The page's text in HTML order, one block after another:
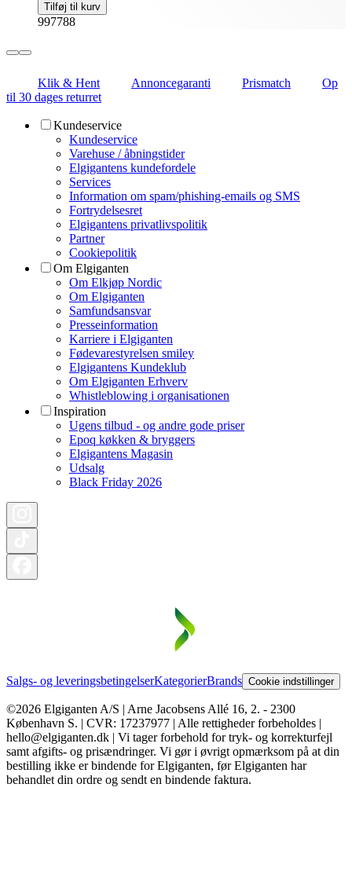
Tilføj til kurv
997788
Klik & Hent Annoncegaranti Prismatch
Op
til 30 dages returret
Kundeservice
Kundeservice
Varehuse / åbningstider
Elgigantens kundefordele
Services
Information om spam/phishing-emails og SMS
Fortrydelsesret
Elgigantens privatlivspolitik
Partner
Cookiepolitik
Om Elgiganten
Om Elkjøp Nordic
Om Elgiganten
Samfundsansvar
Presseinformation
Karriere i Elgiganten
Fødevarestyrelsen smiley
Elgigantens Kundeklub
Om Elgiganten Erhverv
Whistleblowing i organisationen
Inspiration
Ugens tilbud - og andre gode priser
Epoq køkken & bryggers
Elgigantens Magasin
Udsalg
Black Friday 2026
Salgs- og leveringsbetingelserKategorierBrands Cookie indstillinger
©2026 Elgiganten A/S | Arne Jacobsens Allé 16, 2. - 2300
København S. | CVR: 17237977 | Alle rettigheder forbeholdes |
hello@elgiganten.dk | Vi tager forbehold for tryk- og korrekturfejl
samt afgifts- og prisændringer. Vi gør i øvrigt opmærksom på at din
bestilling ikke er bindende for Elgiganten, før Elgiganten har
behandlet din ordre og sendt en bindende faktura.